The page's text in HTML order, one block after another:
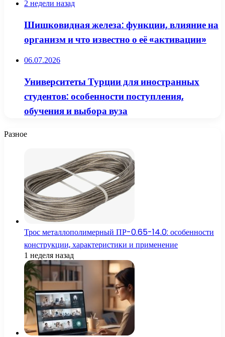
2 недели назад
Шишковидная железа: функции, влияние на
организм и что известно о её «активации»
06.07.2026
Университеты Турции для иностранных
студентов: особенности поступления,
обучения и выбора вуза
Разное
Трос металлополимерный ПР-0.65-14.0: особенности
конструкции, характеристики и применение
1 неделя назад